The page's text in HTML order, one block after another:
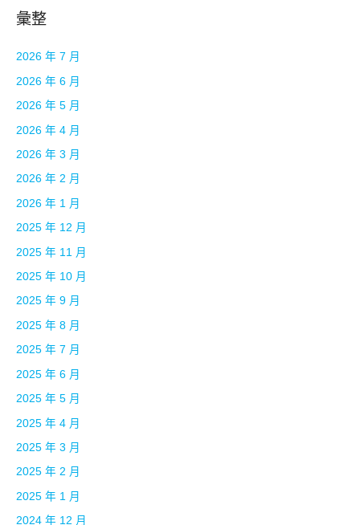
彙整
2026 年 7 月
2026 年 6 月
2026 年 5 月
2026 年 4 月
2026 年 3 月
2026 年 2 月
2026 年 1 月
2025 年 12 月
2025 年 11 月
2025 年 10 月
2025 年 9 月
2025 年 8 月
2025 年 7 月
2025 年 6 月
2025 年 5 月
2025 年 4 月
2025 年 3 月
2025 年 2 月
2025 年 1 月
2024 年 12 月